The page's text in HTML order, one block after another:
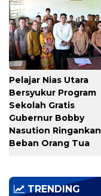
Pelajar Nias Utara
Bersyukur Program
Sekolah Gratis
Gubernur Bobby
Nasution Ringankan
Beban Orang Tua
TRENDING